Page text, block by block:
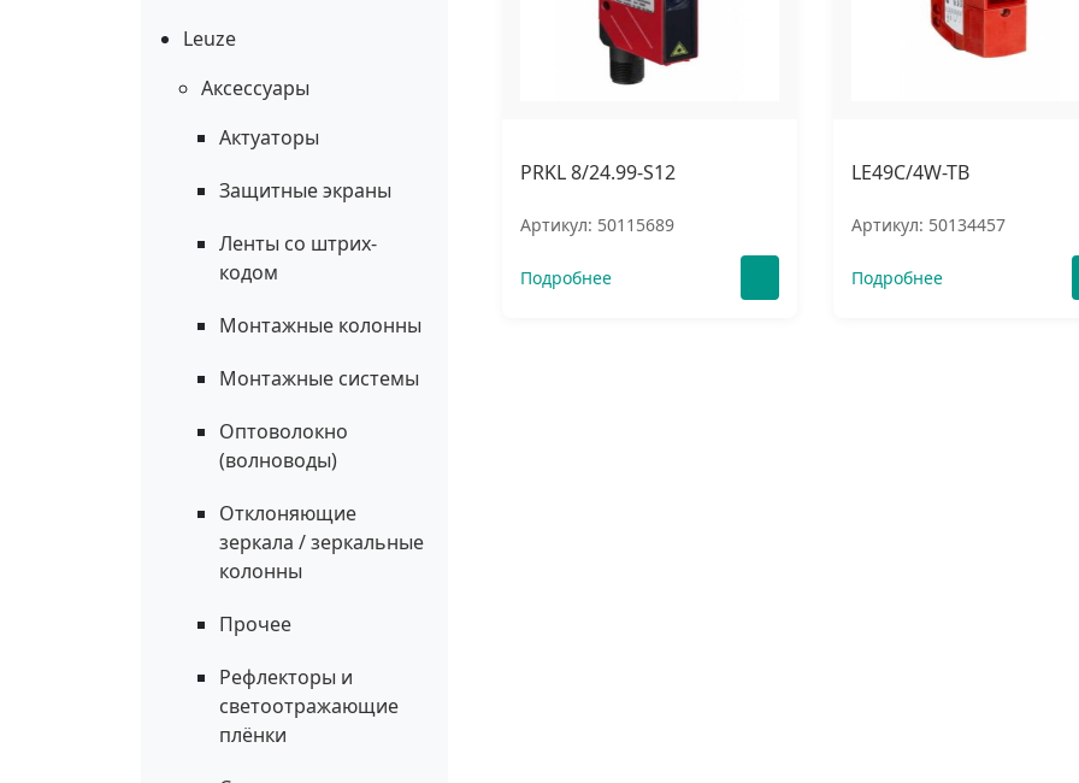
Leuze
Аксессуары
Актуаторы
Защитные экраны
Ленты со штрих-
кодом
Монтажные колонны
Монтажные системы
Оптоволокно
(волноводы)
Отклоняющие
зеркала / зеркальные
колонны
Прочее
Рефлекторы и
светоотражающие
плёнки
PRKL 8/24.99-S12
Артикул: 50115689
Подробнее
LE49C/4W-TB
Артикул: 50134457
Подробнее